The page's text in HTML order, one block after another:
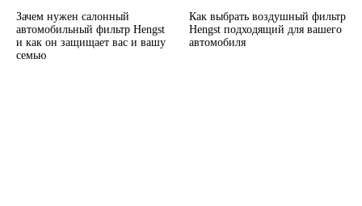
Зачем нужен салонный
автомобильный фильтр Hengst
и как он защищает вас и вашу
семью
Как выбрать воздушный фильтр
Hengst подходящий для вашего
автомобиля